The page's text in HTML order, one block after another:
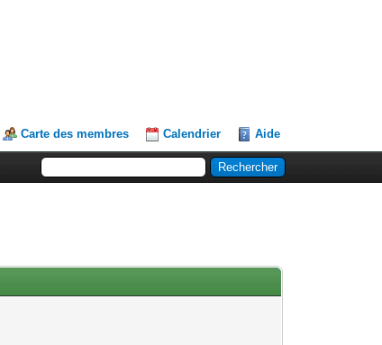
Carte des membres Calendrier Aide